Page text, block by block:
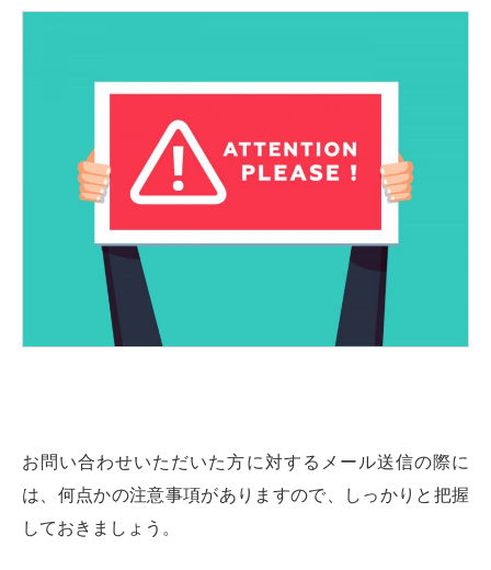
お問い合わせいただいた方に対するメール送信の際に
は、何点かの注意事項がありますので、しっかりと把握
しておきましょう。